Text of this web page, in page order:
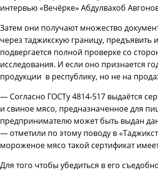
интервью «Вечёрке» Абдулвахоб
Затем они получают множество
через таджикскую границу,
подвергается полной проверке со
исследования. И если оно признается
продукции в республику, но не на
— Согласно ГОСТу 4814-517 выдаётся
и свиное мясо, предназначенное для
предпринимателю может быть выдан
— отметили по этому поводу в
мороженое мясо такой сертификат
Для того чтобы убедиться в его